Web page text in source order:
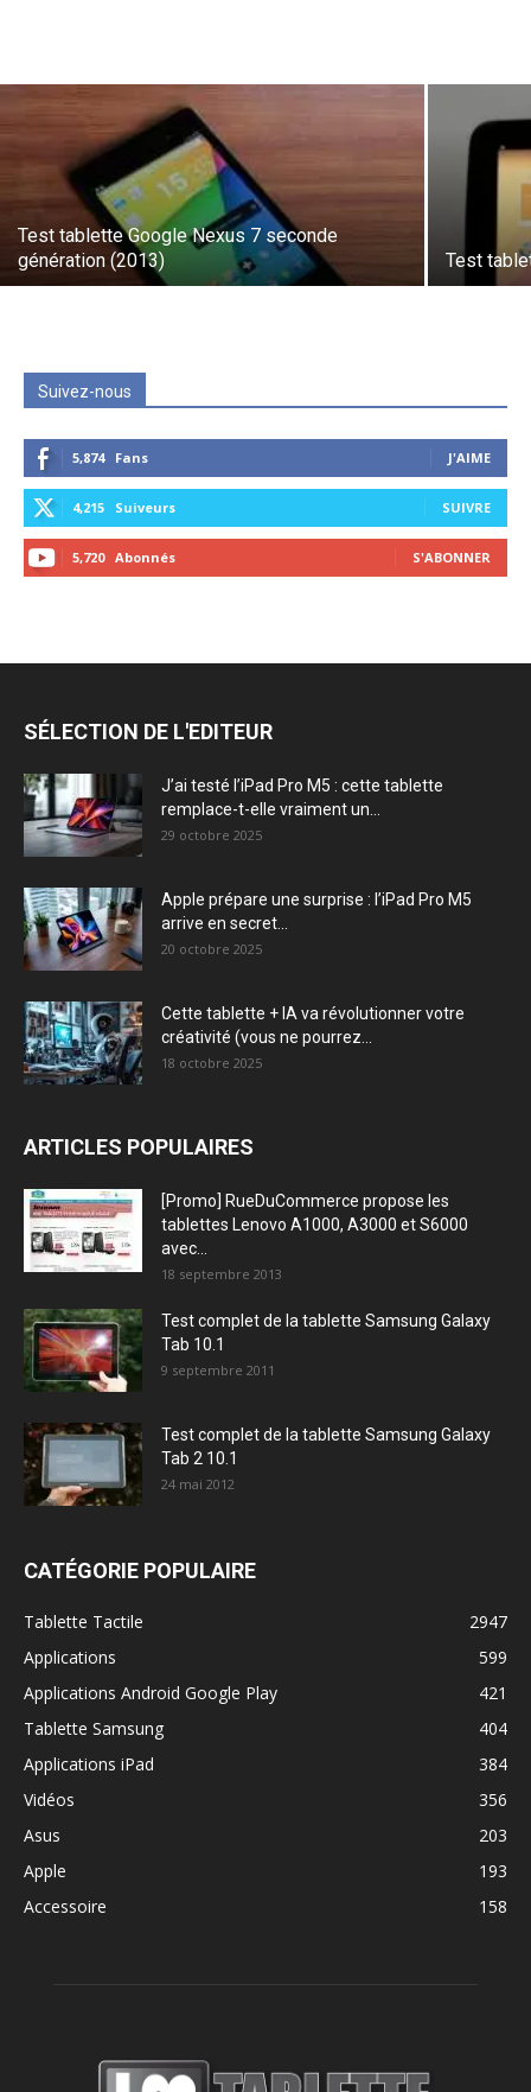
Test tablette Google Nexus 7 seconde
génération (2013)
Test
Suivez-nous
5,874 Fans J'AIME
4,215 Suiveurs SUIVRE
5,720 Abonnés S'ABONNER
SÉLECTION DE L'EDITEUR
J’ai testé l’iPad Pro M5 : cette tablette
remplace-t-elle vraiment un...
29 octobre 2025
Apple prépare une surprise : l’iPad Pro M5
arrive en secret...
20 octobre 2025
Cette tablette + IA va révolutionner votre
créativité (vous ne pourrez...
18 octobre 2025
ARTICLES POPULAIRES
[Promo] RueDuCommerce propose les
tablettes Lenovo A1000, A3000 et S6000
avec...
18 septembre 2013
Test complet de la tablette Samsung Galaxy
Tab 10.1
9 septembre 2011
Test complet de la tablette Samsung Galaxy
Tab 2 10.1
24 mai 2012
CATÉGORIE POPULAIRE
Tablette Tactile
2947
Applications
599
Applications Android Google Play
421
Tablette Samsung
404
Applications iPad
384
Vidéos
356
Asus
203
Apple
193
Accessoire
158